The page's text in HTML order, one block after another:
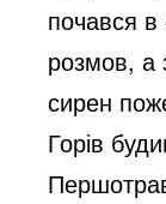
почався
розмов, а
сирен
Горів